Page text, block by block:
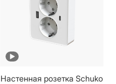
Настенная розетка Schuko